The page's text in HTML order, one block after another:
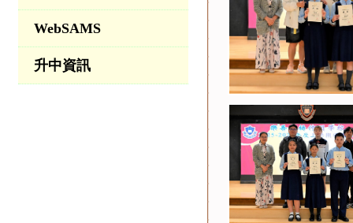
WebSAMS
升中資訊